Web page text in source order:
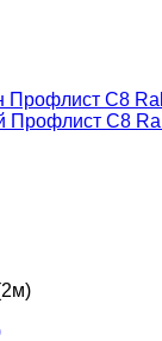
Профлист C8
Профлист C8